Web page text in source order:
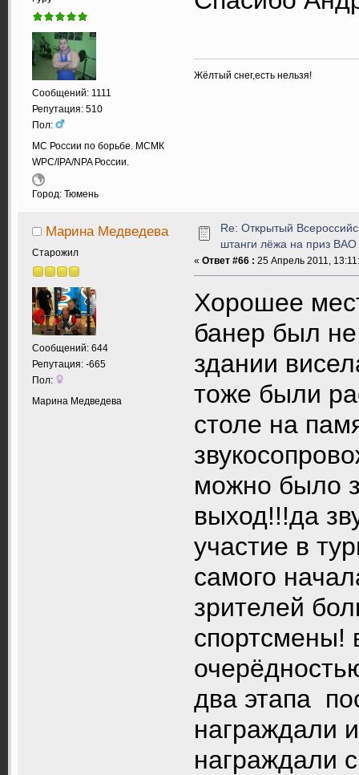
Сообщений: 1111
Репутация: 510
Пол:
МС России по борьбе. МСМК
WPC/IPA/NPA России.
Город: Тюмень
Жёлтый снег,есть нельзя!
Марина Медведева
Старожил
Сообщений: 644
Репутация: -665
Пол:
Марина Медведева
Re: Открытый
штанги лёжа на приз ВАО
« Ответ #66 : 25 Апрель 2011,
Хорошее
банер был
здании
тоже были
столе на
можно было
выход!!!да
участие в
самого
зрителей
спортсмены!
два этапа
награждали
награждали